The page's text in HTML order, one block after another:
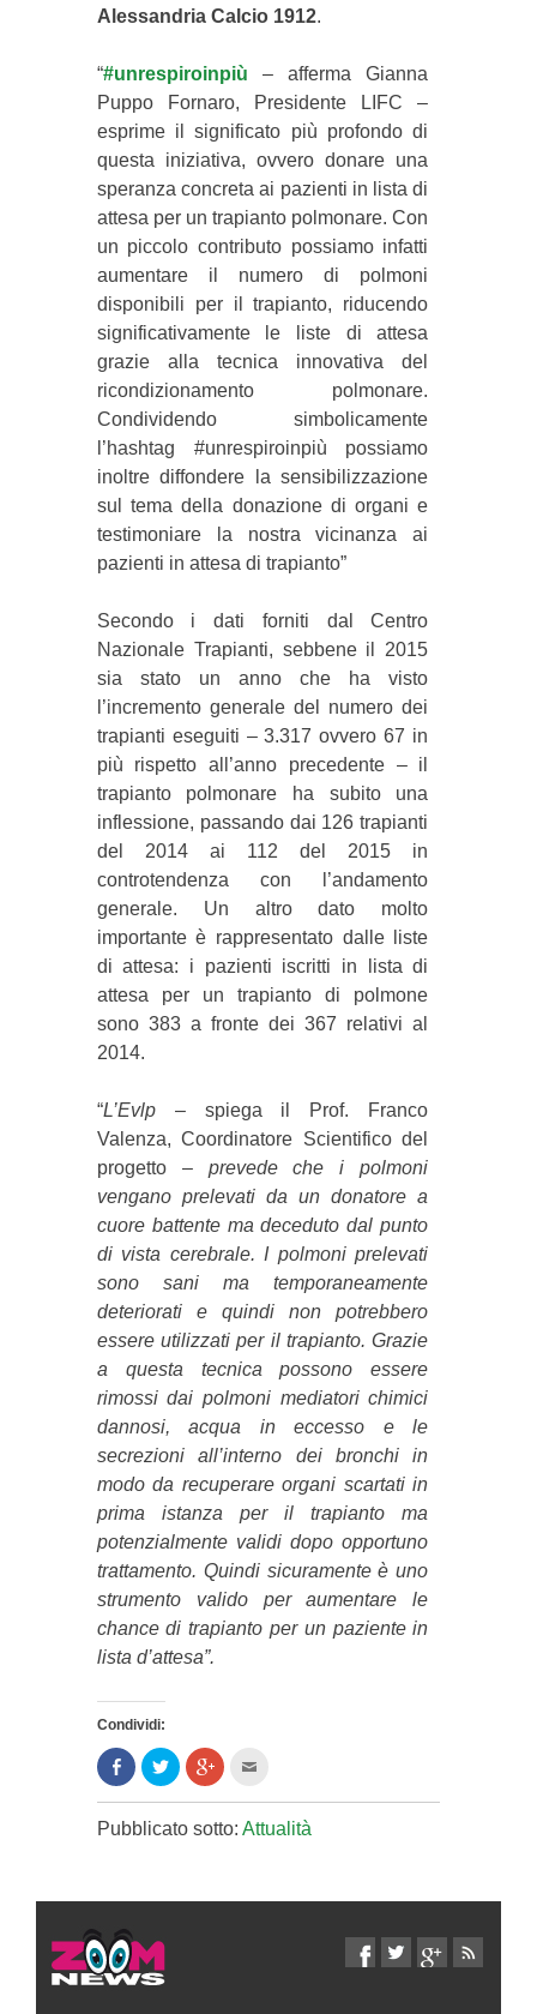
Alessandria Calcio 1912.
“#unrespiroinpiù
– afferma Gianna
Puppo Fornaro, Presidente LIFC –
esprime il significato più profondo di
questa iniziativa, ovvero donare una
speranza concreta ai pazienti in lista di
attesa per un trapianto polmonare. Con
un piccolo contributo possiamo infatti
aumentare il numero di polmoni
disponibili per il trapianto, riducendo
significativamente le liste di attesa
grazie alla tecnica innovativa del
ricondizionamento polmonare.
Condividendo simbolicamente
l’hashtag #unrespiroinpiù possiamo
inoltre diffondere la sensibilizzazione
sul tema della donazione di organi e
testimoniare la nostra vicinanza ai
pazienti in attesa di trapianto”
Secondo i dati forniti dal Centro
Nazionale Trapianti, sebbene il 2015
sia stato un anno che ha visto
l’incremento generale del numero dei
trapianti eseguiti – 3.317 ovvero 67 in
più rispetto all’anno precedente – il
trapianto polmonare ha subito una
inflessione, passando dai 126 trapianti
del 2014 ai 112 del 2015 in
controtendenza con l’andamento
generale. Un altro dato molto
importante è rappresentato dalle liste
di attesa: i pazienti iscritti in lista di
attesa per un trapianto di polmone
sono 383 a fronte dei 367 relativi al
2014.
“L’Evlp– spiega il Prof. Franco
Valenza, Coordinatore Scientifico del
progetto – prevede che i polmoni
vengano prelevati da un donatore a
cuore battente ma deceduto dal punto
di vista cerebrale. I polmoni prelevati
sono sani ma temporaneamente
deteriorati e quindi non potrebbero
essere utilizzati per il trapianto. Grazie
a questa tecnica possono essere
rimossi dai polmoni mediatori chimici
dannosi, acqua in eccesso e le
secrezioni all’interno dei bronchi in
modo da recuperare organi scartati in
prima istanza per il trapianto ma
potenzialmente validi dopo opportuno
trattamento. Quindi sicuramente è uno
strumento valido per aumentare le
chance di trapianto per un paziente in
lista d’attesa”.
Condividi:
Condividi
su
Facebook
(Si
apre
in
Clicca
per
condividere
su
Twitter
(Si
finestra)
Clicca
per
su
Google+
(Si
finestra)
l'articolo
via
mail
apre
Pubblicato sotto: Attualità